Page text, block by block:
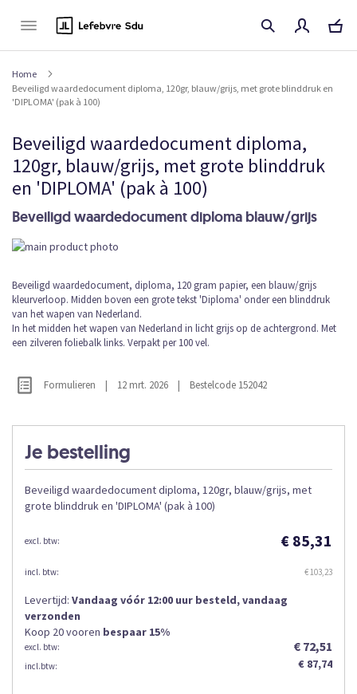
Home
Beveiligd waardedocument diploma, 120gr, blauw/grijs, met grote blinddruk en
'DIPLOMA' (pak à 100)
Beveiligd waardedocument diploma,
120gr, blauw/grijs, met grote blinddruk
en 'DIPLOMA' (pak à 100)
Beveiligd waardedocument diploma blauw/grijs
Je bestelling
Beveiligd waardedocument diploma, 120gr, blauw/grijs, met
grote blinddruk en 'DIPLOMA' (pak à 100)
€ 85,31
€ 103,23
Levertijd: Vandaag vóór 12:00 uur besteld, vandaag
verzonden
Koop 20 vooren bespaar 15%
€ 72,51
€ 87,74
Ga
het
einde
van
de
afbeeldingen-
Formulieren | 12 mrt. 2026 | Bestelcode 152042
Ga
naar
het
begin
van
afbeeldingen-
gallerij
Beveiligd waardedocument, diploma, 120 gram papier, een blauw/grijs
kleurverloop. Midden boven een grote tekst 'Diploma' onder een blinddruk
van het wapen van Nederland.
In het midden het wapen van Nederland in licht grijs op de achtergrond. Met
een zilveren foliebalk links. Verpakt per 100 vel.